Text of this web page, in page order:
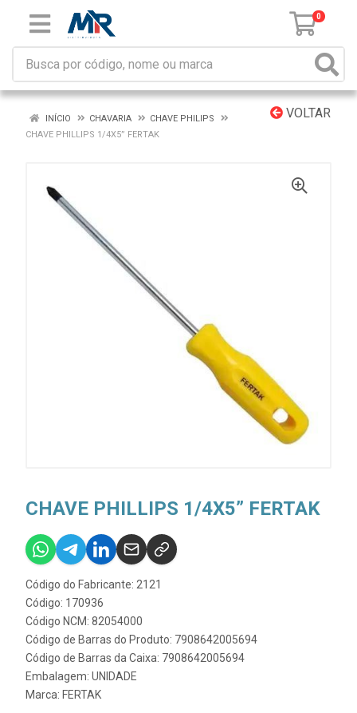
0
VOLTAR
INÍCIO CHAVARIA
CHAVE PHILIPS
CHAVE PHILLIPS 1/4X5” FERTAK
CHAVE PHILLIPS 1/4X5” FERTAK
Código do Fabricante: 2121
Código: 170936
Código NCM: 82054000
Código de Barras do Produto: 7908642005694
Código de Barras da Caixa: 7908642005694
Embalagem: UNIDADE
Marca: FERTAK